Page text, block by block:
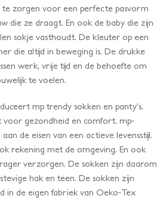
zorgen voor een perfecte pasvorm
die ze draagt. En ook de baby die zijn
sokje vasthoudt. De kleuter op een
die altijd in beweging is. De drukke
werk, vrije tijd en de behoefte om
te voelen.
mp trendy sokken en panty’s.
voor gezondheid en comfort. mp-
de eisen van een actieve levensstijl.
rekening met de omgeving. En ook
verzorgen. De sokken zijn daarom
hak en teen. De sokken zijn
in de eigen fabriek van Oeko-Tex